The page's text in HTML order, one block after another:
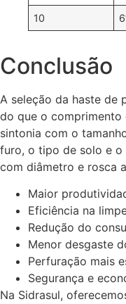
10
Conclusão
A seleção da haste de
do que o comprimento
sintonia com o
furo, o tipo de solo e o
com diâmetro e rosca
Maior
Eficiência na
Redução do
Menor desgaste
Perfuração mais
Segurança e
Na Sidrasul,